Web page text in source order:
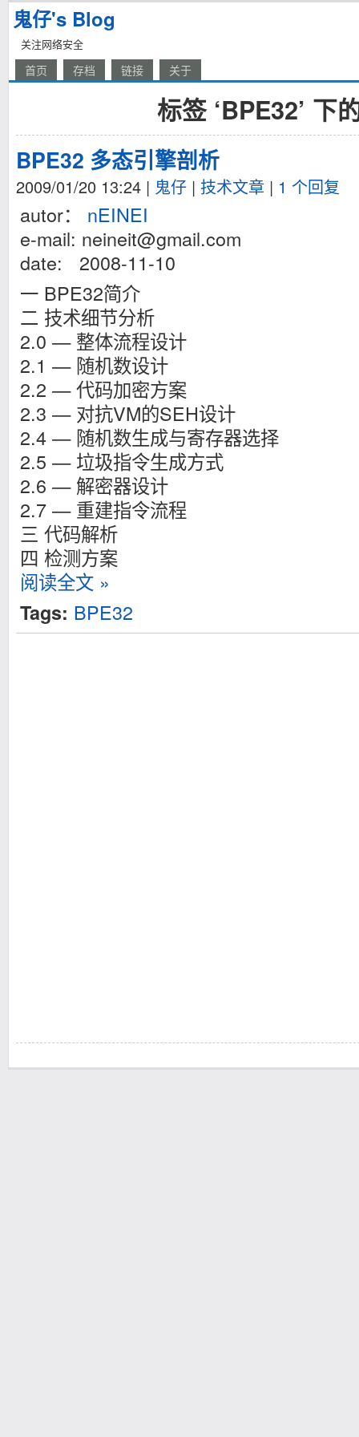
鬼仔's Blog
关注网络安全
首页 存档 链接 关于
标签 ‘BPE32’ 下
BPE32 多态引擎剖析
2009/01/20 13:24 | 鬼仔 | 技术文章 | 1 个回复
autor： nEINEI
e-mail: neineit@gmail.com
date: 2008-11-10
一 BPE32简介
二 技术细节分析
2.0 — 整体流程设计
2.1 — 随机数设计
2.2 — 代码加密方案
2.3 — 对抗VM的SEH设计
2.4 — 随机数生成与寄存器选择
2.5 — 垃圾指令生成方式
2.6 — 解密器设计
2.7 — 重建指令流程
三 代码解析
四 检测方案
阅读全文 »
Tags: BPE32